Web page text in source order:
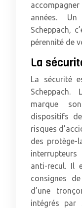
années.
Scheppach,
pérennité de
La
La sécurité
marque
dispositifs
risques
des protège-
anti-recul. Il
consignes
d’une
intégrés par